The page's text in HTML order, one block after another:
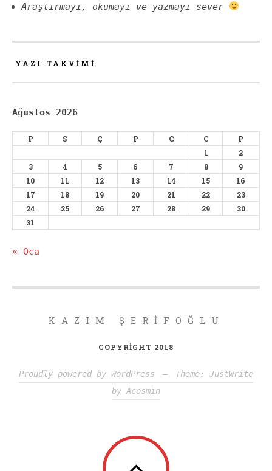
Araştırmayı, okumayı ve yazmayı sever
YAZI TAKVIMI
Ağustos 2026
P S Ç P C C
P
1
2
3
4 5 6 7 8
9
10
11 12 13 14 15
16
17
18 19 20 21 22
23
24
25 26 27 28 29
30
31
« Oca
KAZIM ŞERIFOĞLU
COPYRIGHT 2018
Proudly powered by WordPress —
Theme: JustWrite
by Acosmin